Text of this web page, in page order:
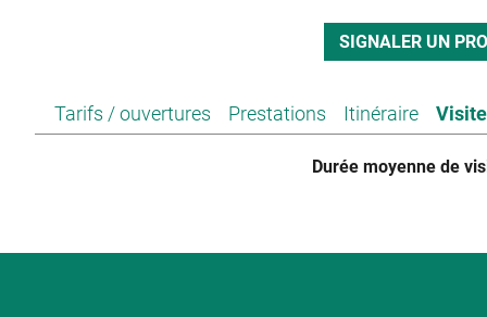
SIGNALER UN
Tarifs / ouvertures Prestations Itinéraire
Durée moyenne de